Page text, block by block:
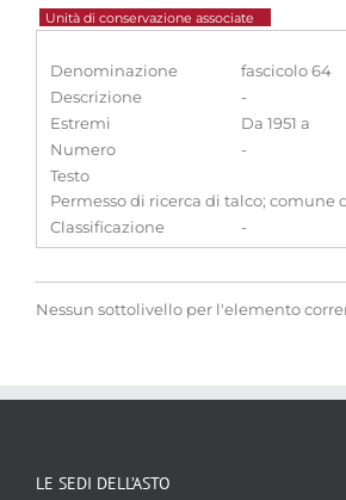
Unità di conservazione associate
Denominazione
fascicolo 64
Descrizione
-
Estremi
Da 1951 a
Numero
-
Testo
Permesso di ricerca di talco; comune
Classificazione
-
Nessun sottolivello per l'elemento
LE SEDI DELL’ASTO